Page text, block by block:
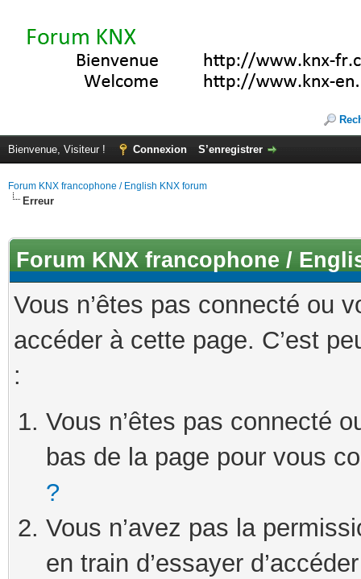
Bienvenue, Visiteur ! Connexion S’enregistrer
Forum KNX francophone / English KNX forum
Erreur
Forum KNX francophone /
Vous n’êtes pas connecté ou
accéder à cette page. C’est
:
Vous n’êtes pas connecté
bas de la page pour vous
?
Vous n’avez pas la
en train d’essayer